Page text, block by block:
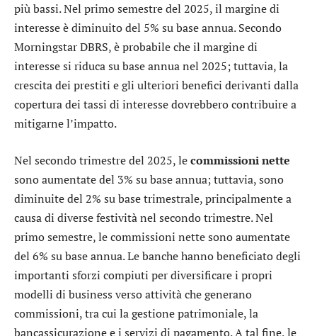
più bassi. Nel primo semestre del 2025, il margine di
interesse è diminuito del 5% su base annua. Secondo
Morningstar DBRS, è probabile che il margine di
interesse si riduca su base annua nel 2025; tuttavia, la
crescita dei prestiti e gli ulteriori benefici derivanti dalla
copertura dei tassi di interesse dovrebbero contribuire a
mitigarne l’impatto.
Nel secondo trimestre del 2025, lecommissioni nette
sono aumentate del 3% su base annua; tuttavia, sono
diminuite del 2% su base trimestrale, principalmente a
causa di diverse festività nel secondo trimestre. Nel
primo semestre, le commissioni nette sono aumentate
del 6% su base annua. Le banche hanno beneficiato degli
importanti sforzi compiuti per diversificare i propri
modelli di business verso attività che generano
commissioni, tra cui la gestione patrimoniale, la
bancassicurazione e i servizi di pagamento. A tal fine, le